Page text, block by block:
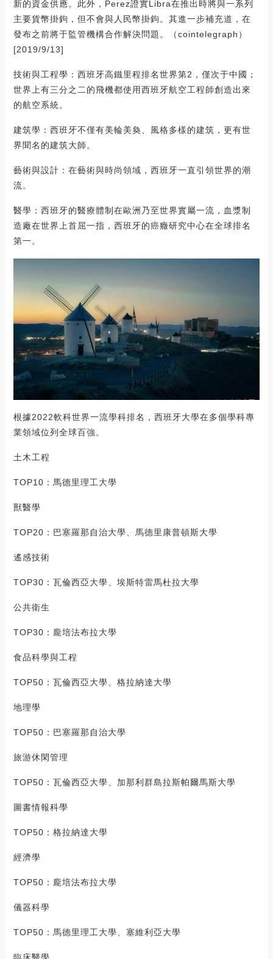
新的資金供應。此外，Perez證實Libra在推出時將與一系列
主要貨幣掛鉤，但不會與人民幣掛鉤。其進一步補充道，在
發布之前將于監管機構合作解決問題。（cointelegraph）
[2019/9/13]
技術與工程學：西班牙高鐵里程排名世界第2，僅次于中國；
世界上有三分之二的飛機都使用西班牙航空工程師創造出來
的航空系統。
建筑學：西班牙不僅有美輪美奐、風格多樣的建筑，更有世
界聞名的建筑大師。
藝術與設計：在藝術與時尚領域，西班牙一直引領世界的潮
流。
醫學：西班牙的醫療體制在歐洲乃至世界實屬一流，血漿制
造廠在世界上首屈一指，西班牙的癌癥研究中心在全球排名
第一。
根據2022軟科世界一流學科排名，西班牙大學在多個學科專
業領域位列全球百強。
土木工程
TOP10：馬德里理工大學
獸醫學
TOP20：巴塞羅那自治大學、馬德里康普頓斯大學
遙感技術
TOP30：瓦倫西亞大學、埃斯特雷馬杜拉大學
公共衛生
TOP30：龐培法布拉大學
食品科學與工程
TOP50：瓦倫西亞大學、格拉納達大學
地理學
TOP50：巴塞羅那自治大學
旅游休閑管理
TOP50：瓦倫西亞大學、加那利群島拉斯帕爾馬斯大學
圖書情報科學
TOP50：格拉納達大學
經濟學
TOP50：龐培法布拉大學
儀器科學
TOP50：馬德里理工大學、塞維利亞大學